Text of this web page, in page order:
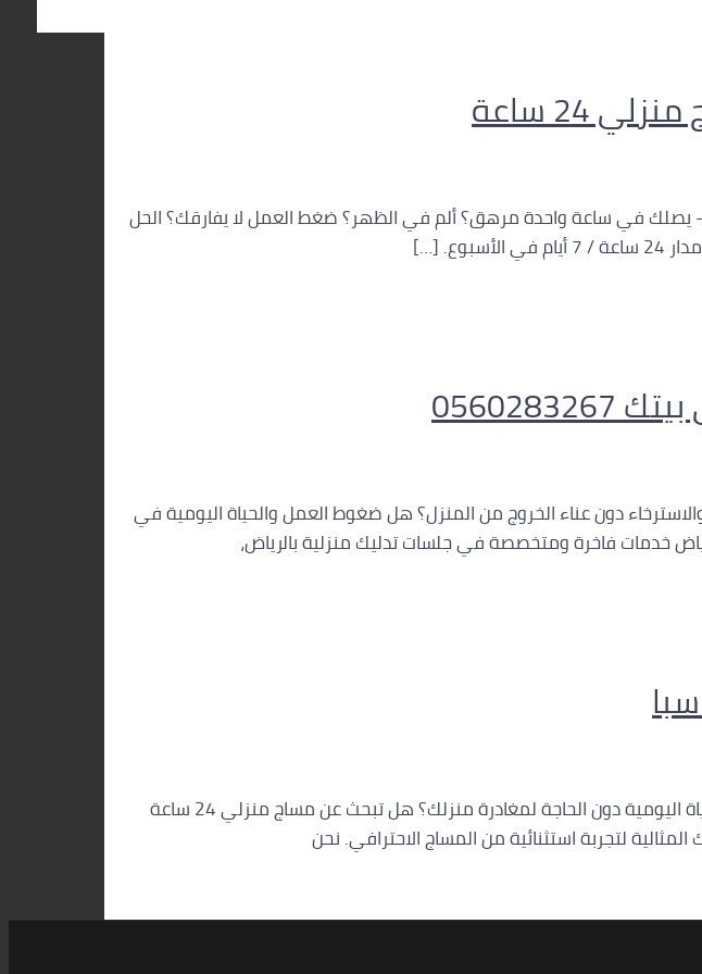
ستار سبا — يصلك في ساعة واحدة مرهق؟ ألم في الظهر؟ ضغط العمل لا يفارقك؟ الحل
[…]
دون عناء الخروج من المنزل؟ هل ضغوط العمل والحياة اليومية في
خدمات فاخرة ومتخصصة في جلسات تدليك منزلية بالرياض،
مساج منزلي 24 ساعة بالرياض: تجربة الرفاهية بين يديك هل تود التخلص من ضغوط العمل وإرهاق الحياة اليومية دون الحاجة لمغادرة منزلك؟ هل تبحث عن مساج منزلي 24 ساعة
لتجربة استثنائية من المساج الاحترافي. نحن